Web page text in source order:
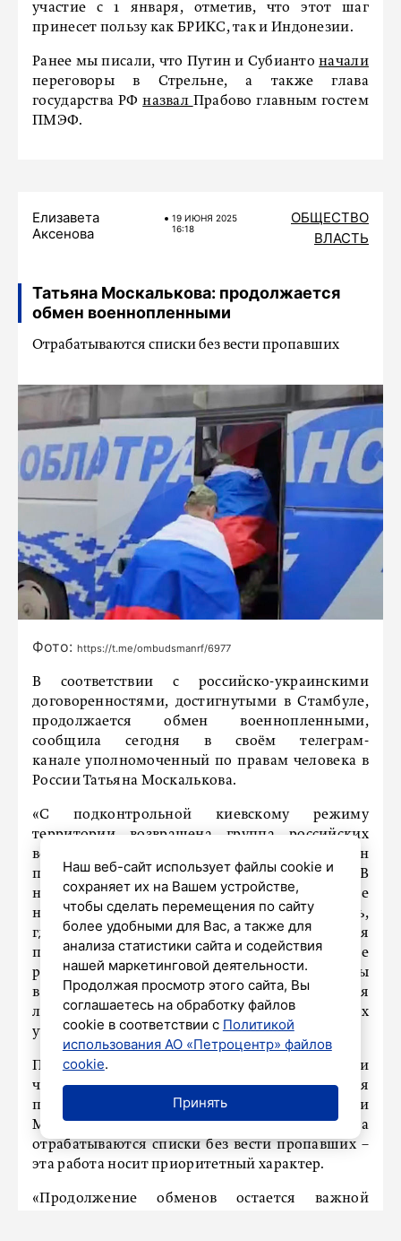
участие с 1 января, отметив, что этот шаг
принесет пользу как БРИКС, так и Индонезии.
Ранее мы писали, что Путин и Субиантоначали
переговоры в Стрельне, а также глава
государства РФназвал Прабово главным гостем
ПМЭФ.
Елизавета
Аксенова
19 ИЮНЯ 2025
16:18
ОБЩЕСТВО
ВЛАСТЬ
Татьяна Москалькова: продолжается
обмен военнопленными
Отрабатываются списки без вести пропавших
Фото: https://t.me/ombudsmanrf/6977
В соответствии с российско-украинскими
договоренностями, достигнутыми в Стамбуле,
продолжается обмен военнопленными,
сообщила сегодня в своём телеграм-
канале уполномоченный по правам человека в
России Татьяна Москалькова.
«С подконтрольной киевскому режиму
территории возвращена группа российских
военнослужащих, – написала она. – Взамен
передана группа военнопленных ВСУ. В
настоящее время российские военнослужащие
находятся на территории Республики Беларусь,
где им оказывается необходимая
психологическая и медицинская помощь. Все
российские военнослужащие будут доставлены
в Российскую Федерацию для прохождения
лечения и реабилитации в медицинских
учреждениях Минобороны России».
По её словам, участникам спецоперации и
членам их семей ежедневно оказываетcя
помощь, совместно с Минобороны и
Международным комитетом Красного Креста
отрабатываются списки без вести пропавших –
эта работа носит приоритетный характер.
«Продолжение обменов остается важной
Наш веб-сайт использует файлы cookie и
сохраняет их на Вашем устройстве,
чтобы сделать перемещения по сайту
более удобными для Вас, а также для
анализа статистики сайта и содействия
нашей маркетинговой деятельности.
Продолжая просмотр этого сайта, Вы
соглашаетесь на обработку файлов
cookie в соответствии с Политикой
использования АО «Петроцентр» файлов
cookie.
Принять